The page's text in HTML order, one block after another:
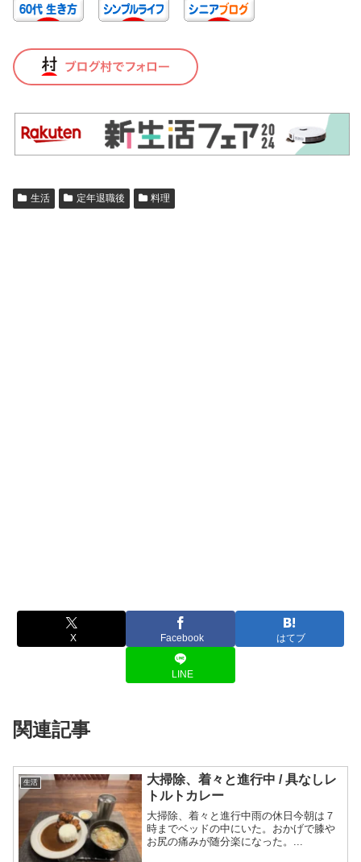
生活 定年退職後 料理
X Facebook はてブ
LINE
関連記事
生活
大掃除、着々と進行中 / 具なしレ
トルトカレー
大掃除、着々と進行中雨の休日今朝は７
時までベッドの中にいた。おかげで膝や
お尻の痛みが随分楽になった。...